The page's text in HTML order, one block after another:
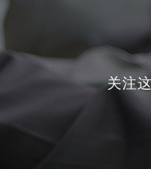
关注